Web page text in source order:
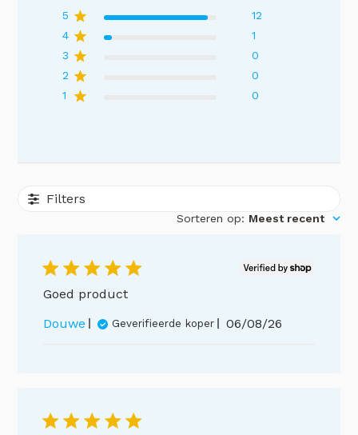
5
12
4
1
3
0
2
0
1
0
Filters
Sorteren op: Meest recent
Goed product
Douwe
Geverifieerde koper Publicatiedatum
06/08/26